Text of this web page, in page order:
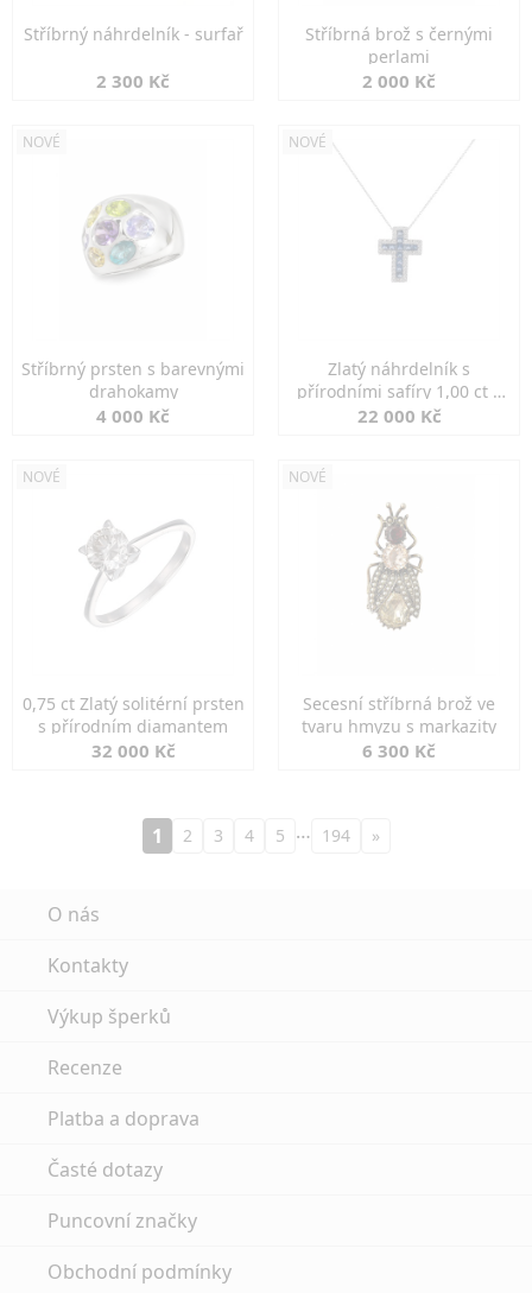
Stříbrný náhrdelník - surfař
2 300 Kč
Stříbrná brož s černými
perlami
2 000 Kč
NOVÉ
Stříbrný prsten s barevnými
drahokamy
4 000 Kč
NOVÉ
Zlatý náhrdelník s
přírodními safíry 1,00 ct a
diamanty
22 000 Kč
NOVÉ
0,75 ct Zlatý solitérní prsten
s přírodním diamantem
32 000 Kč
NOVÉ
Secesní stříbrná brož ve
tvaru hmyzu s markazity
6 300 Kč
1 2 3 4 5 … 194 »
O nás
Kontakty
Výkup šperků
Recenze
Platba a doprava
Časté dotazy
Puncovní značky
Obchodní podmínky